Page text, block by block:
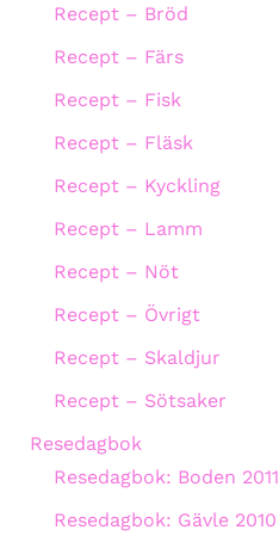
Recept – Bröd
Recept – Färs
Recept – Fisk
Recept – Fläsk
Recept – Kyckling
Recept – Lamm
Recept – Nöt
Recept – Övrigt
Recept – Skaldjur
Recept – Sötsaker
Resedagbok
Resedagbok: Boden 2011
Resedagbok: Gävle 2010